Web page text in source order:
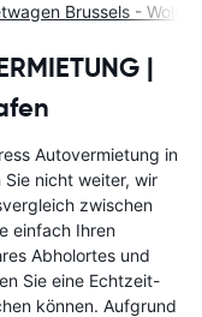
Brussels -
|
Autovermietung in
Sie nicht weiter, wir
zwischen
einfach Ihren
Abholortes und
Sie eine Echtzeit-
können. Aufgrund